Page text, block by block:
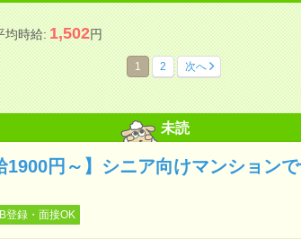
均時給:1,502円
1 2 次へ
未読
1900円～】シニア向けマンション
登録・面接OK